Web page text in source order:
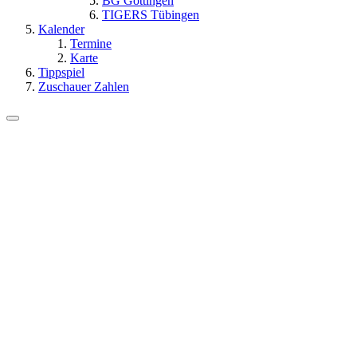
TIGERS Tübingen
Kalender
Termine
Karte
Tippspiel
Zuschauer Zahlen